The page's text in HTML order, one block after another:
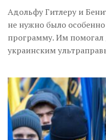
Inter/antinational
Адольфу Гитлеру и
не нужно было
программу. Им
украинским